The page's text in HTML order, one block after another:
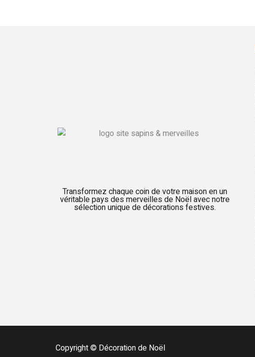
Transformez chaque coin de votre maison en un
véritable pays des merveilles de Noël avec notre
sélection unique de décorations festives.
Copyright © Décoration de Noël